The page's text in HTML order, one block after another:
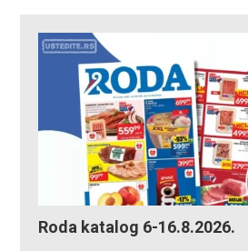
Roda katalog 6-16.8.2026.